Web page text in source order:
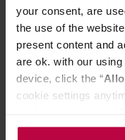
your consent, are
the use of the
present content and
are ok. with our
device, click the “
cookie settings
the controller’s